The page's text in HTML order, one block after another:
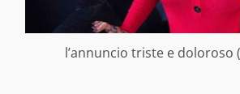
l’annuncio triste e doloroso